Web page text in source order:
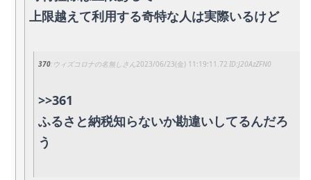
上限越えて利用する奇特な人は実際いるけど
370 ウィズコロナの名無しさん 2023/06/23(金) 11:19:11.72 J20AzZFN0
>>361
ふるさと納税知らないか勘違いしてるんだろ
う